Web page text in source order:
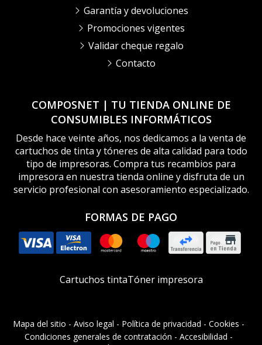
COMPOSNET | TU TIENDA ONLINE DE
CONSUMIBLES INFORMÁTICOS
Desde hace veinte años, nos dedicamos a la venta de
cartuchos de tinta y tóneres de alta calidad para todo
tipo de impresoras. Compra tus recambios para
impresora en nuestra tienda online y disfruta de un
servicio profesional con asesoramiento especializado.
FORMAS DE PAGO
Garantía y devoluciones
Promociones vigentes
Validar cheque regalo
Contacto
Cartuchos tintaTóner impresora
Mapa del sitio - Aviso legal - Política de privacidad - Cookies -
Condiciones generales de contratación - Accesibilidad -